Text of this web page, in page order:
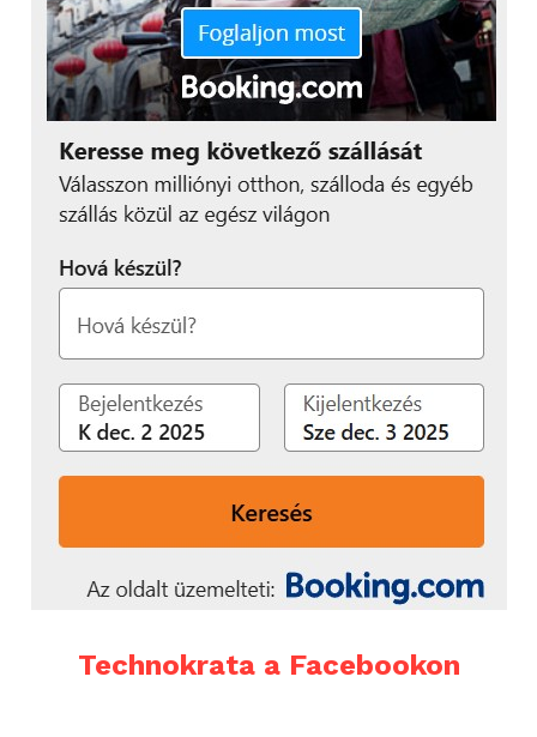
Technokrata a Facebookon